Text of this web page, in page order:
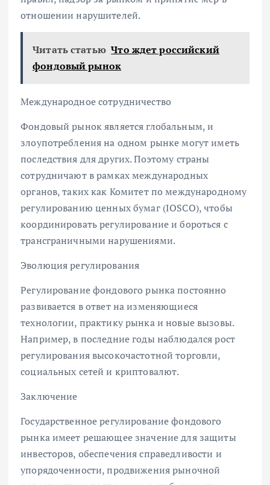
отношении нарушителей.
Читать статью Что ждет российский
фондовый рынок
Международное сотрудничество
Фондовый рынок является глобальным, и
злоупотребления на одном рынке могут иметь
последствия для других. Поэтому страны
сотрудничают в рамках международных
органов, таких как Комитет по международному
регулированию ценных бумаг (IOSCO), чтобы
координировать регулирование и бороться с
трансграничными нарушениями.
Эволюция регулирования
Регулирование фондового рынка постоянно
развивается в ответ на изменяющиеся
технологии, практику рынка и новые вызовы.
Например, в последние годы наблюдался рост
регулирования высокочастотной торговли,
социальных сетей и криптовалют.
Заключение
Государственное регулирование фондового
рынка имеет решающее значение для защиты
инвесторов, обеспечения справедливости и
упорядоченности, продвижения рыночной